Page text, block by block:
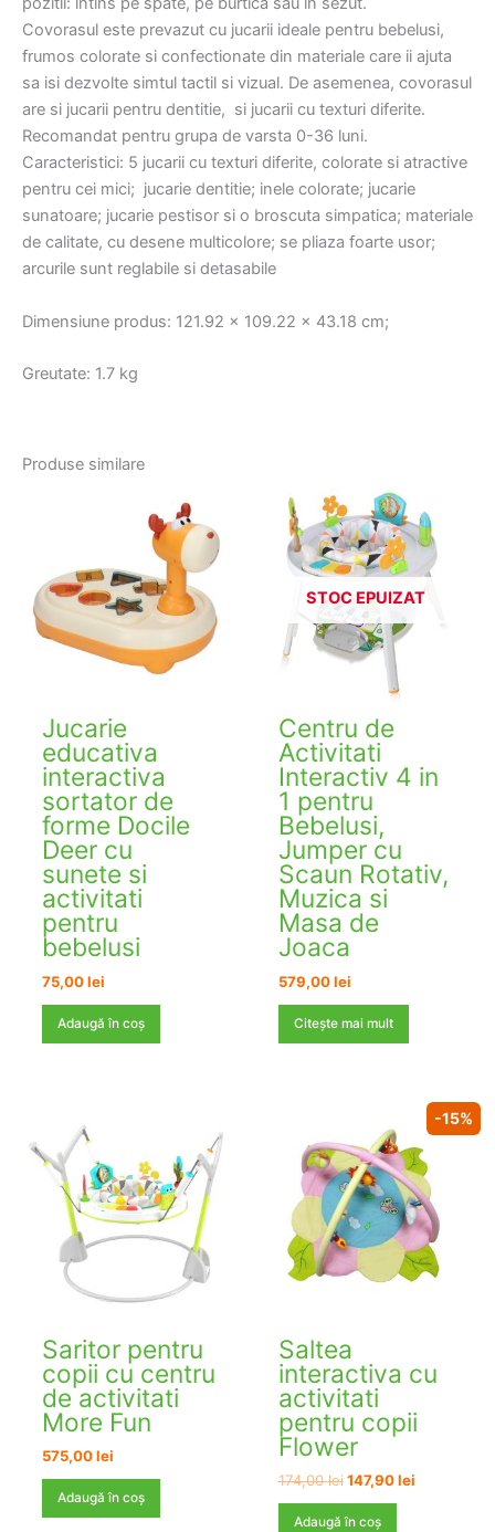
Covorasul este prevazut cu jucarii ideale pentru bebelusi,
frumos colorate si confectionate din materiale care ii ajuta
sa isi dezvolte simtul tactil si vizual. De asemenea, covorasul
are si jucarii pentru dentitie, si jucarii cu texturi diferite.
Recomandat pentru grupa de varsta 0-36 luni.
Caracteristici: 5 jucarii cu texturi diferite, colorate si atractive
pentru cei mici; jucarie dentitie; inele colorate; jucarie
sunatoare; jucarie pestisor si o broscuta simpatica; materiale
de calitate, cu desene multicolore; se pliaza foarte usor;
arcurile sunt reglabile si detasabile
Dimensiune produs: 121.92 x 109.22 x 43.18 cm;
Greutate: 1.7 kg
Produse similare
Jucarie
educativa
interactiva
sortator de
forme Docile
Deer cu
sunete si
activitati
pentru
bebelusi
75,00lei
Adaugă în coș
STOC EPUIZAT
Centru de
Activitati
Interactiv 4 in
1 pentru
Bebelusi,
Jumper cu
Scaun Rotativ,
Muzica si
Masa de
Joaca
579,00lei
Citește mai mult
Saritor pentru
copii cu centru
de activitati
More Fun
575,00lei
Adaugă în coș
-15%
Saltea
interactiva cu
activitati
pentru copii
Flower
174,00lei Prețul
a
147,90leiPrețul
Adaugă în coș